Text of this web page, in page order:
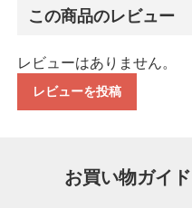
この商品のレビュー
レビューはありません。
レビューを投稿
お買い物ガイド